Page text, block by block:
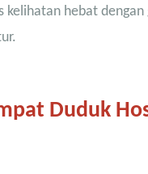
hebat
Duduk